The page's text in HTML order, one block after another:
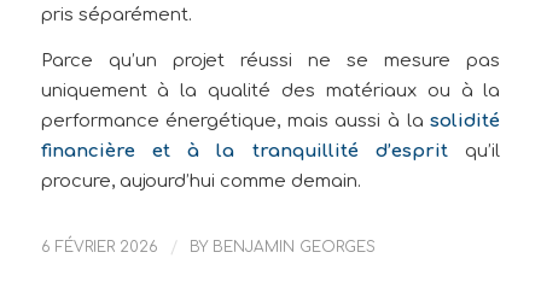
pris séparément.
Parce qu’un projet réussi ne se mesure pas
uniquement à la qualité des matériaux ou à la
performance énergétique, mais aussi à lasolidité
financière et à la tranquillité d’esprit qu’il
procure, aujourd’hui comme demain.
6 FÉVRIER 2026 / BY BENJAMIN GEORGES